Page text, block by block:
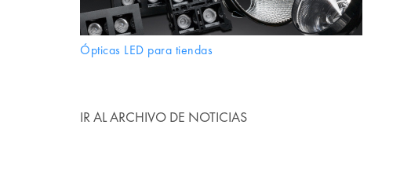
Ópticas LED para tiendas
IR AL ARCHIVO DE NOTICIAS